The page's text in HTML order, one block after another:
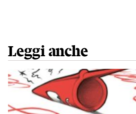
Leggi anche